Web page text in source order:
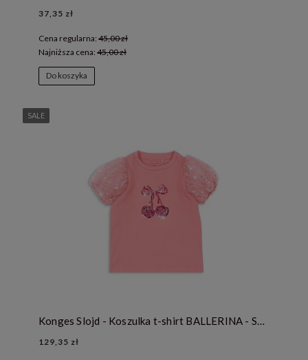
37,35 zł
Cena regularna: 45,00 zł
Najniższa cena: 45,00 zł
Do koszyka
Konges Slojd - Koszulka t-shirt BALLERINA - STRAWBERRY ICE
129,35 zł
SALE